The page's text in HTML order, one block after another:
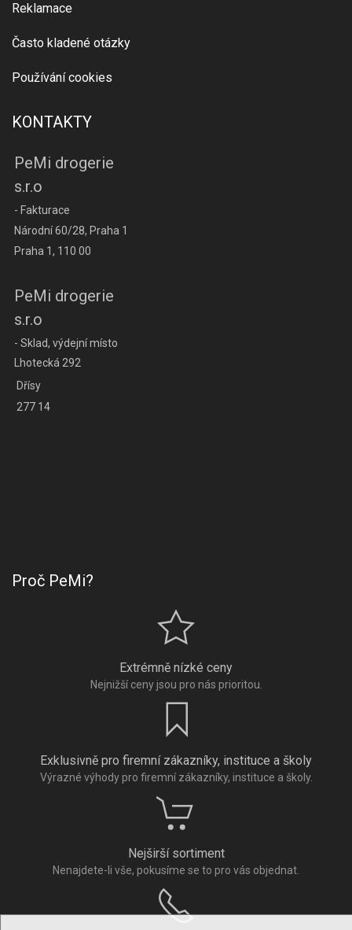
Reklamace
Často kladené otázky
Používání cookies
KONTAKTY
PeMi drogerie
s.r.o
- Fakturace
Národní 60/28, Praha 1
Praha 1, 110 00
PeMi drogerie
s.r.o
- Sklad, výdejní místo
Lhotecká 292
Dřísy
277 14
Proč PeMi?
Extrémně nízké ceny
Nejnižší ceny jsou pro nás prioritou.
Exklusivně pro firemní zákazníky, instituce a školy
Výrazné výhody pro firemní zákazníky, instituce a školy.
Nejširší sortiment
Nenajdete-li vše, pokusíme se to pro vás objednat.